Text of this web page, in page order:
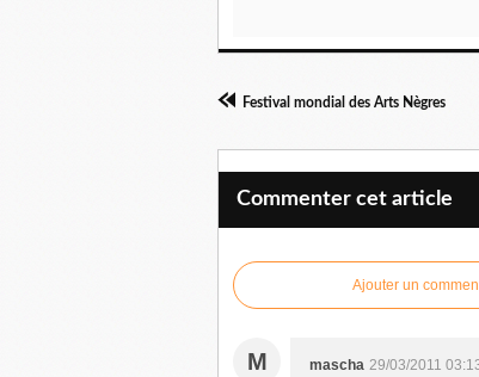
Festival mondial des Arts Nègres
Commenter cet article
Ajouter un
M mascha 29/03/2011